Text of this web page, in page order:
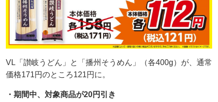
VL「讃岐うどん」と「播州そうめん」（各400g）が、通常
価格171円のところ121円に。
・期間中、対象商品が20円引き